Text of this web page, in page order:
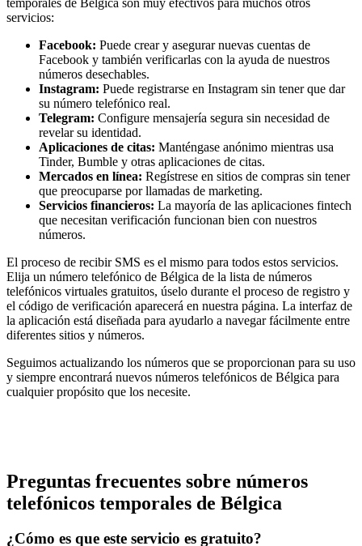
servicios:
Facebook: Puede crear y asegurar nuevas cuentas de
Facebook y también verificarlas con la ayuda de nuestros
números desechables.
Instagram: Puede registrarse en Instagram sin tener que dar
su número telefónico real.
Telegram: Configure mensajería segura sin necesidad de
revelar su identidad.
Aplicaciones de citas: Manténgase anónimo mientras usa
Tinder, Bumble y otras aplicaciones de citas.
Mercados en línea: Regístrese en sitios de compras sin tener
que preocuparse por llamadas de marketing.
Servicios financieros: La mayoría de las aplicaciones fintech
que necesitan verificación funcionan bien con nuestros
números.
El proceso de recibir SMS es el mismo para todos estos servicios.
Elija un número telefónico de Bélgica de la lista de números
telefónicos virtuales gratuitos, úselo durante el proceso de registro y
el código de verificación aparecerá en nuestra página. La interfaz de
la aplicación está diseñada para ayudarlo a navegar fácilmente entre
diferentes sitios y números.
Seguimos actualizando los números que se proporcionan para su uso
y siempre encontrará nuevos números telefónicos de Bélgica para
cualquier propósito que los necesite.
Preguntas frecuentes sobre números
telefónicos temporales de Bélgica
¿Cómo es que este servicio es gratuito?